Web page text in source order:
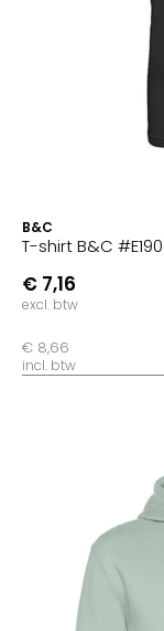
B&C
T-shirt B&C #E190
€ 7,16
excl. btw
€ 8,66
incl. btw